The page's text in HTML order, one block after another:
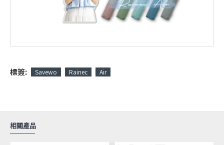
標簽: Savewo Rainec Air
相關產品